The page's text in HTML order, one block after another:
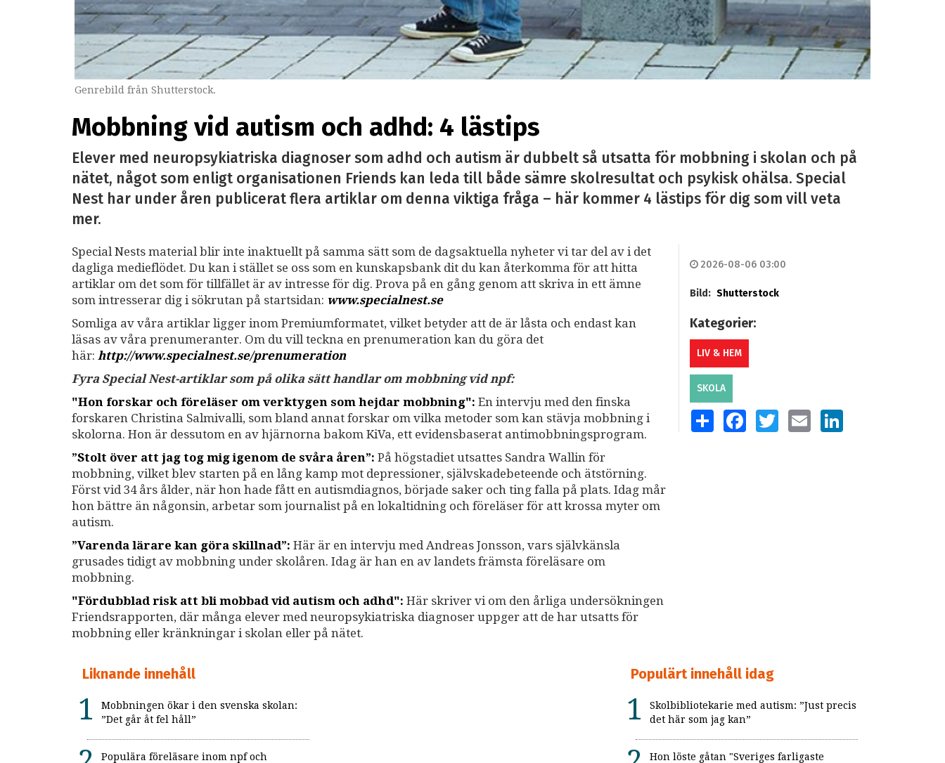
Genrebild från Shutterstock.
Mobbning vid autism och adhd: 4 lästips
Elever med neuropsykiatriska diagnoser som adhd och autism är dubbelt så utsatta för mobbning i skolan och på
nätet, något som enligt organisationen Friends kan leda till både sämre skolresultat och psykisk ohälsa. Special
Nest har under åren publicerat flera artiklar om denna viktiga fråga – här kommer 4 lästips för dig som vill veta
mer.
Special Nests material blir inte inaktuellt på samma sätt som de dagsaktuella nyheter vi tar del av i det
dagliga medieflödet. Du kan i stället se oss som en kunskapsbank dit du kan återkomma för att hitta
artiklar om det som för tillfället är av intresse för dig. Prova på en gång genom att skriva in ett ämne
som intresserar dig i sökrutan på startsidan: www.specialnest.se
Somliga av våra artiklar ligger inom Premiumformatet, vilket betyder att de är låsta och endast kan
läsas av våra prenumeranter. Om du vill teckna en prenumeration kan du göra det
här: http://www.specialnest.se/prenumeration
Fyra Special Nest-artiklar som på olika sätt handlar om mobbning vid npf:
"Hon forskar och föreläser om verktygen som hejdar mobbning": En intervju med den finska
forskaren Christina Salmivalli, som bland annat forskar om vilka metoder som kan stävja mobbning i
skolorna. Hon är dessutom en av hjärnorna bakom KiVa, ett evidensbaserat antimobbningsprogram.
”Stolt över att jag tog mig igenom de svåra åren”: På högstadiet utsattes Sandra Wallin för
mobbning, vilket blev starten på en lång kamp mot depressioner, självskadebeteende och ätstörning.
Först vid 34 års ålder, när hon hade fått en autismdiagnos, började saker och ting falla på plats. Idag mår
hon bättre än någonsin, arbetar som journalist på en lokaltidning och föreläser för att krossa myter om
autism.
”Varenda lärare kan göra skillnad”: Här är en intervju med Andreas Jonsson, vars självkänsla
grusades tidigt av mobbning under skolåren. Idag är han en av landets främsta föreläsare om
mobbning.
"Fördubblad risk att bli mobbad vid autism och adhd": Här skriver vi om den årliga undersökningen
Friendsrapporten, där många elever med neuropsykiatriska diagnoser uppger att de har utsatts för
mobbning eller kränkningar i skolan eller på nätet.
2026-08-06 03:00
Bild: Shutterstock
Kategorier:
LIV & HEM
SKOLA
SHARE FACEBOOKTWITTEREMAIL LINKEDIN
Liknande innehåll
Mobbningen ökar i den svenska skolan:
”Det går åt fel håll”
Populära föreläsare inom npf och
Populärt innehåll idag
Skolbibliotekarie med autism: ”Just precis
det här som jag kan”
Hon löste gåtan "Sveriges farligaste